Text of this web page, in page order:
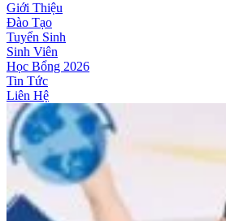
Giới Thiệu
Đào Tạo
Tuyển Sinh
Sinh Viên
Học Bổng 2026
Tin Tức
Liên Hệ